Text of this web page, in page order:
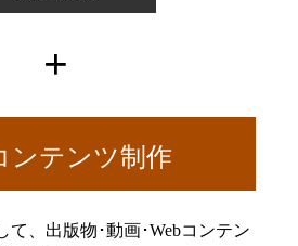
ンテンツ制作
て、出版物･動画･Webコンテン